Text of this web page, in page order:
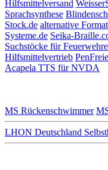
Hilfsmittelversand
Sprachsynthese
Stock.de alternative
Systeme.de Seika-
Suchstöcke für
Hilfsmittelvertrieb
Acapela TTS für NVDA
MS Rückenschwimmer
LHON Deutschland